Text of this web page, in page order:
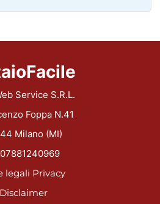
Service S.R.L.
Foppa N.41
Milano (MI)
legali Privacy
Disclaimer